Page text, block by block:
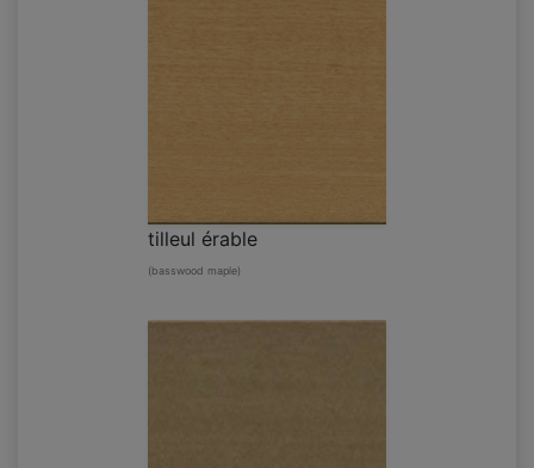
tilleul érable
(basswood maple)